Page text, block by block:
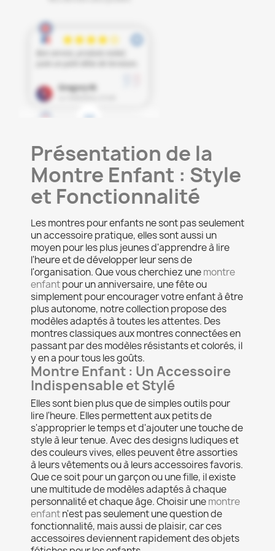
Présentation de la
Montre Enfant : Style
et Fonctionnalité
Les montres pour enfants ne sont pas seulement
un accessoire pratique, elles sont aussi un
moyen pour les plus jeunes d'apprendre à lire
l'heure et de développer leur sens de
l'organisation. Que vous cherchiez unemontre
enfantpour un anniversaire, une fête ou
simplement pour encourager votre enfant à être
plus autonome, notre collection propose des
modèles adaptés à toutes les attentes. Des
montres classiques aux montres connectées en
passant par des modèles résistants et colorés, il
y en a pour tous les goûts.
Montre Enfant : Un Accessoire
Indispensable et Stylé
Elles sont bien plus que de simples outils pour
lire l'heure. Elles permettent aux petits de
s'approprier le temps et d'ajouter une touche de
style à leur tenue. Avec des designs ludiques et
des couleurs vives, elles peuvent être assorties
à leurs vêtements ou à leurs accessoires favoris.
Que ce soit pour un garçon ou une fille, il existe
une multitude de modèles adaptés à chaque
personnalité et chaque âge. Choisir unemontre
enfantn'est pas seulement une question de
fonctionnalité, mais aussi de plaisir, car ces
accessoires deviennent rapidement des objets